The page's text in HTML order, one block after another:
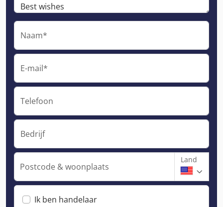
Naam*
E-mail*
Telefoon
Bedrijf
Postcode & woonplaats
Land
Ik ben handelaar